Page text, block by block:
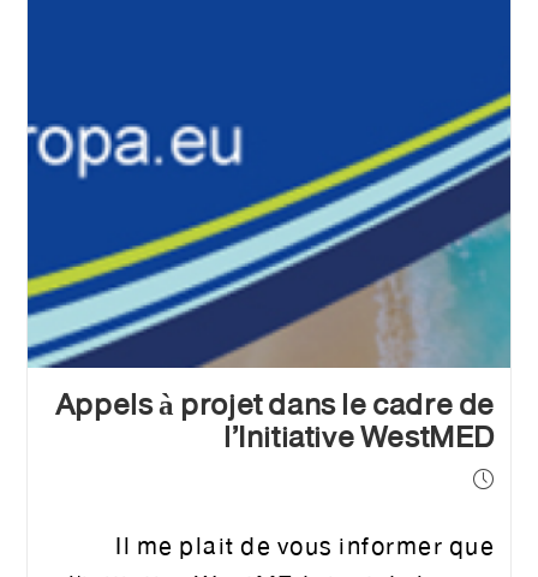
Appels à projet dans le cadre de
l’Initiative WestMED
Il me plait de vous informer que